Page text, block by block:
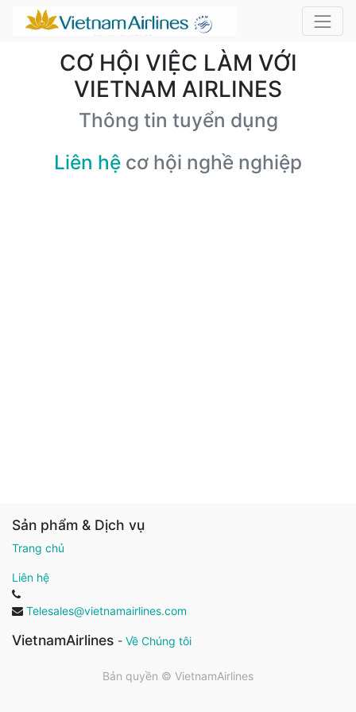
CƠ HỘI VIỆC LÀM VỚI
VIETNAM AIRLINES
Thông tin tuyển dụng
Liên hệ cơ hội nghề nghiệp
Sản phẩm & Dịch vụ
Trang chủ
Liên hệ
Telesales@vietnamairlines.com
VietnamAirlines - Về Chúng tôi
Bản quyền © VietnamAirlines